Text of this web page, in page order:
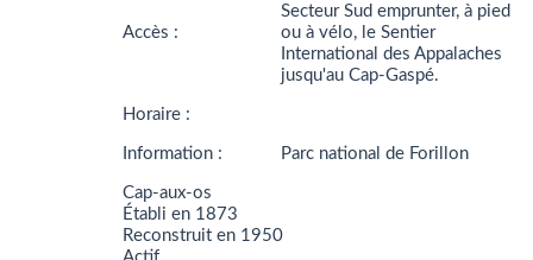
Accès :
Secteur Sud emprunter, à pied
ou à vélo, le Sentier
International des Appalaches
jusqu'au Cap-Gaspé.
Horaire :
Information : Parc national de Forillon
Cap-aux-os
Établi en 1873
Reconstruit en 1950
Actif